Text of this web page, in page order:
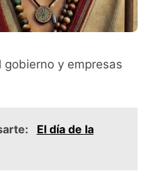
y empresas
El día de la